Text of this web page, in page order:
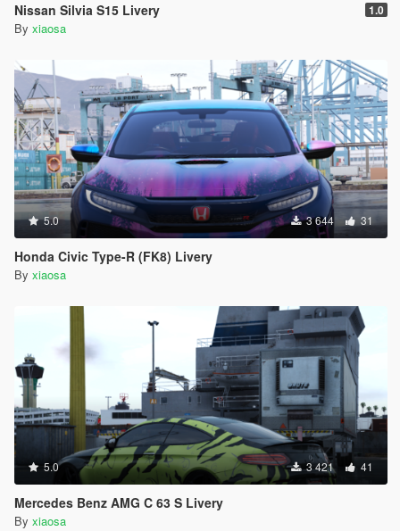
Nissan Silvia S15 Livery 1.0
By xiaosa
5.0 3 644 31
Honda Civic Type-R (FK8) Livery
By xiaosa
5.0 3 421 41
Mercedes Benz AMG C 63 S Livery
By xiaosa